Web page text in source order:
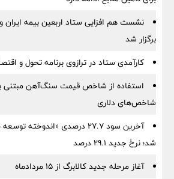
نشست هم افزایی ستاد اربعین بیمه ایران
برگزار شد
کارآمدی ستاد در ترازوی برنامه تحول و
استفاده از شاخص قیمت سنگ‌آهن مبتنی
شاخص‌های دلاری
آخرین سود ۲۷.۷ درصدی «اندوخته
شد؛ نرخ جدید ۲۹.۱ درصد
آغاز مرحله جدید کالابرگ از ۱۵ مردادماه